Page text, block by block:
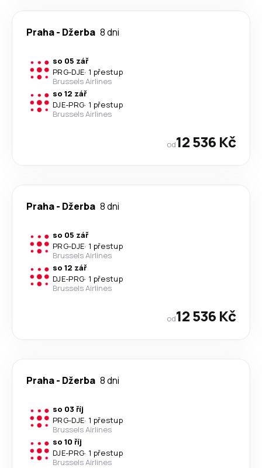
Praha- Džerba 8 dni
so 05 zář
PRG-DJE· 1 přestup
Brussels Airlines
so 12 zář
DJE-PRG· 1 přestup
Brussels Airlines
od12 536 Kč
Praha- Džerba 8 dni
so 05 zář
PRG-DJE· 1 přestup
Brussels Airlines
so 12 zář
DJE-PRG· 1 přestup
Brussels Airlines
od12 536 Kč
Praha- Džerba 8 dni
so 03 říj
PRG-DJE· 1 přestup
Brussels Airlines
so 10 říj
DJE-PRG· 1 přestup
Brussels Airlines